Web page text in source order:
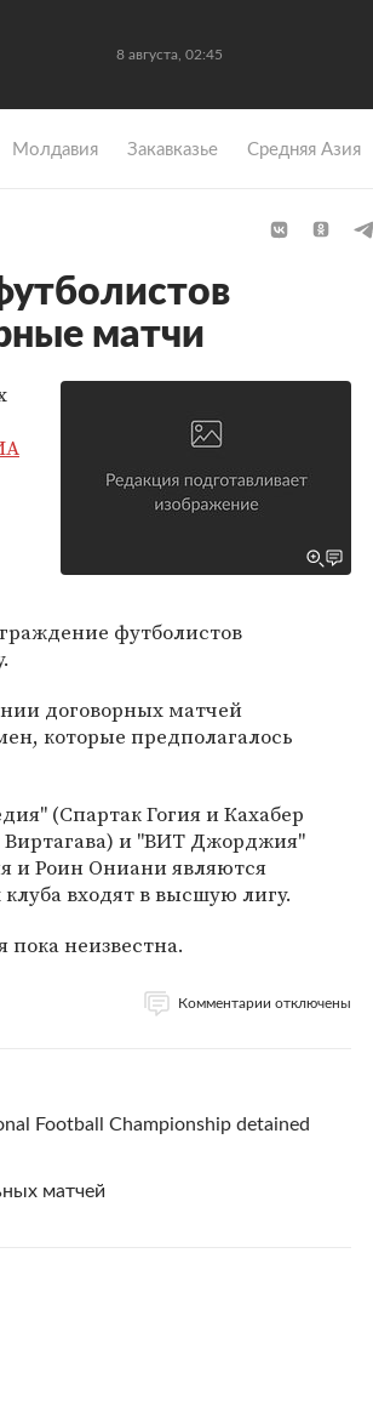
8 августа, 02:45
Молдавия Закавказье Средняя Азия
матчи
футболистов
договорных матчей
которые предполагалось
(Спартак Гогия и Кахабер
и "ВИТ Джорджия"
и Роин Ониани являются
входят в высшую лигу.
неизвестна.
Комментарии отключены
Football Championship detained
матчей